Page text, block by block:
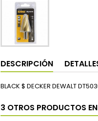
DESCRIPCIÓN
BLACK $ DECKER DEWALT
3 OTROS PRODUCTOS